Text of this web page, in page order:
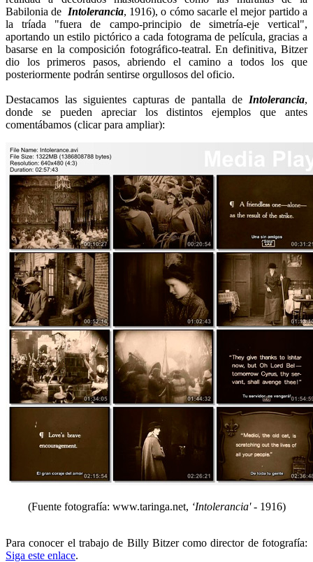
Babilonia de Intolerancia, 1916), o cómo sacarle el mejor partido a
la tríada "fuera de campo-principio de simetría-eje vertical",
aportando un estilo pictórico a cada fotograma de película, gracias a
basarse en la composición fotográfico-teatral. En definitiva, Bitzer
dio los primeros pasos, abriendo el camino a todos los que
posteriormente podrán sentirse orgullosos del oficio.
Destacamos las siguientes capturas de pantalla de Intolerancia,
donde se pueden apreciar los distintos ejemplos que antes
comentábamos (clicar para ampliar):
(Fuente fotografía: www.taringa.net, ‘Intolerancia'- 1916)
Para conocer el trabajo de Billy Bitzer como director de fotografía:
Siga este enlace.